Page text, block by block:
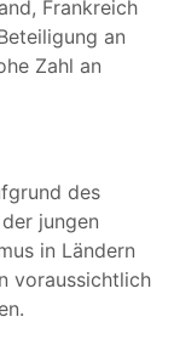
Frankreich
an
Zahl an
des
jungen
in Ländern
voraussichtlich